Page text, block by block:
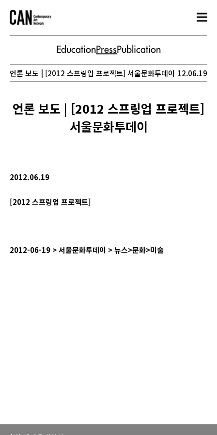
EducationPressPublication
언론 보도 | [2012 스프링업 프로젝트] 서울문화투데이 12.06.19
언론 보도 | [2012 스프링업 프로젝트]
서울문화투데이
2012.06.19
[2012 스프링업 프로젝트]
2012-06-19 >서울문화투데이 >뉴스>문화>미술